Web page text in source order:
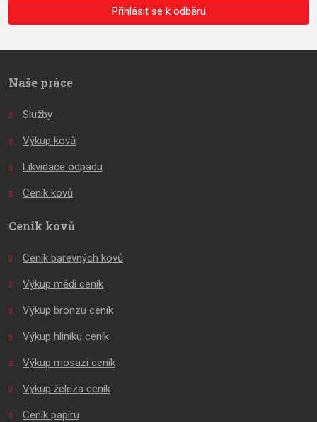
Přihlásit se k odběru
nepodařilo
Naše práce
Služby
Výkup kovů
Likvidace odpadu
Ceník kovů
Ceník kovů
Ceník barevných kovů
Výkup mědi ceník
Výkup bronzu ceník
Výkup hliníku ceník
Výkup mosazi ceník
Výkup železa ceník
Ceník papíru